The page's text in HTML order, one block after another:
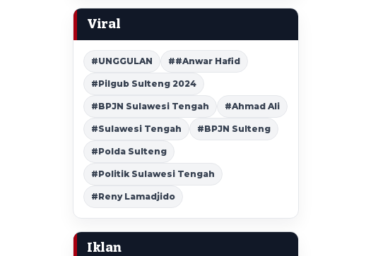
Viral
#UNGGULAN ##Anwar Hafid
#Pilgub Sulteng 2024
#BPJN Sulawesi Tengah #Ahmad Ali
#Sulawesi Tengah #BPJN Sulteng
#Polda Sulteng
#Politik Sulawesi Tengah
#Reny Lamadjido
Iklan